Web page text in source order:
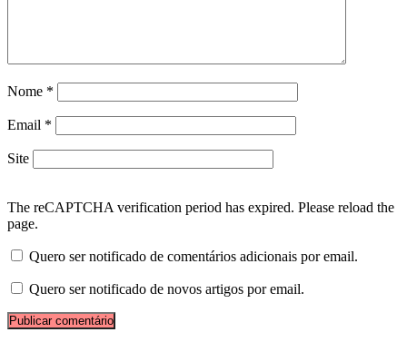
Nome *
Email *
Site
The reCAPTCHA verification period has expired. Please reload the
page.
Quero ser notificado de comentários adicionais por email.
Quero ser notificado de novos artigos por email.